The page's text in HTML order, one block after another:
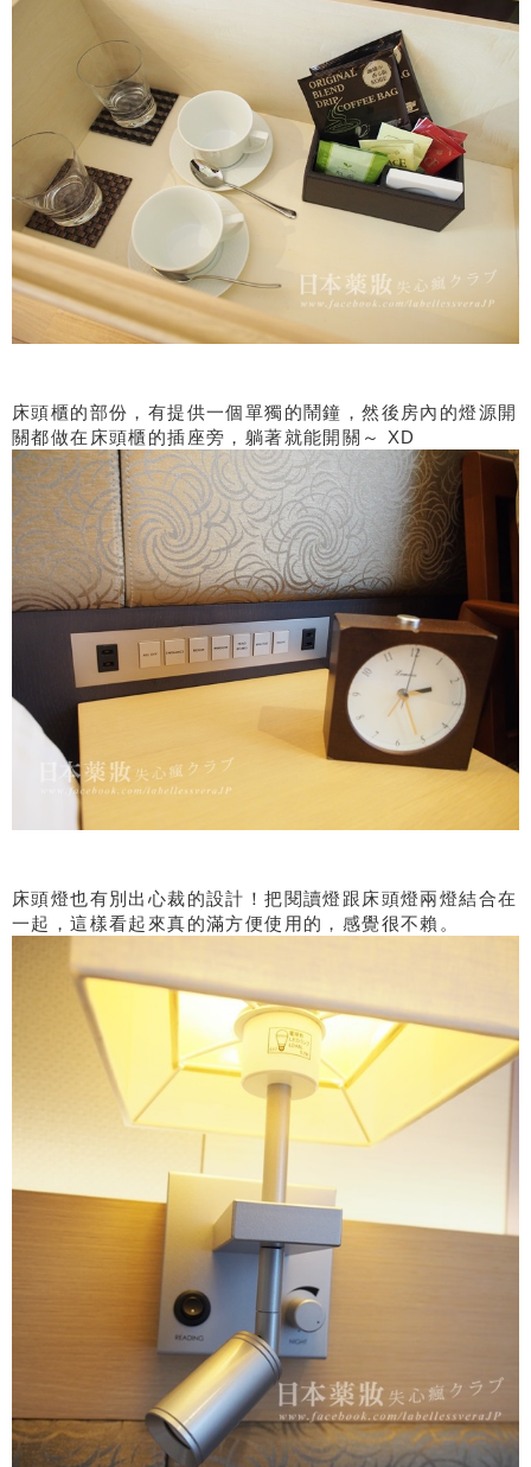
床頭櫃的部份，有提供一個單獨的鬧鐘，然後房內的燈源開
關都做在床頭櫃的插座旁，躺著就能開關～ XD
床頭燈也有別出心裁的設計！把閱讀燈跟床頭燈兩燈結合在
一起，這樣看起來真的滿方便使用的，感覺很不賴。